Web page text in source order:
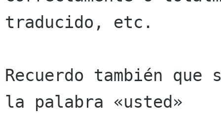
traducido, etc.
Recuerdo también
la palabra «usted»